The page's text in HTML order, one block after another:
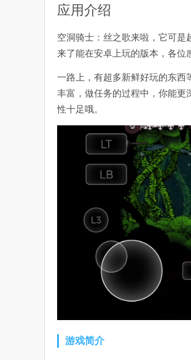
应用介绍
空洞骑士：丝之歌来啦，它可
来了能在安卓上玩的版本，各位
一路上，有超多新鲜好玩的东西
丰富，做任务的过程中，你能更
性十足哦。
游戏简介